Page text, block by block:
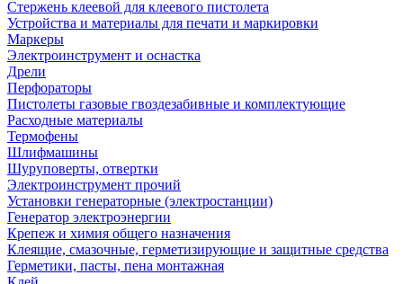
Стержень клеевой для клеевого пистолета
Устройства и материалы для печати и маркировки
Маркеры
Электроинструмент и оснастка
Дрели
Перфораторы
Пистолеты газовые гвоздезабивные и комплектующие
Расходные материалы
Термофены
Шлифмашины
Шуруповерты, отвертки
Электроинструмент прочий
Установки генераторные (электростанции)
Генератор электроэнергии
Крепеж и химия общего назначения
Клеящие, смазочные, герметизирующие и защитные средства
Герметики, пасты, пена монтажная